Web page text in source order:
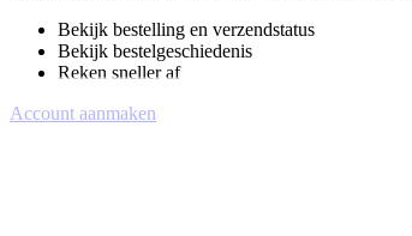
Bekijk bestelling en verzendstatus
Bekijk bestelgeschiedenis
Reken sneller af
Account aanmaken